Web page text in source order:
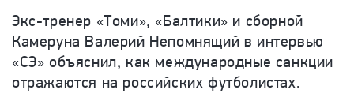
Экс-тренер «Томи», «Балтики» и сборной
Камеруна Валерий Непомнящий в интервью
«СЭ» объяснил, как международные санкции
отражаются на российских футболистах.